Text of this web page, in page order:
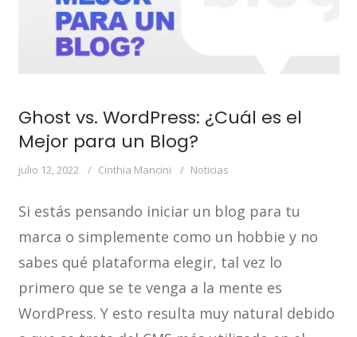
Ghost vs. WordPress: ¿Cuál es el
Mejor para un Blog?
julio 12, 2022 Cinthia Mancini Noticias
Si estás pensando iniciar un blog para tu
marca o simplemente como un hobbie y no
sabes qué plataforma elegir, tal vez lo
primero que se te venga a la mente es
WordPress. Y esto resulta muy natural debido